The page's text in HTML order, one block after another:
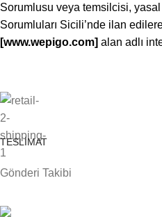
Sorumlusu veya temsilcisi, yasal
Sorumluları Sicili’nde ilan
[www.wepigo.com] alan adlı
TESLİMAT
Gönderi Takibi